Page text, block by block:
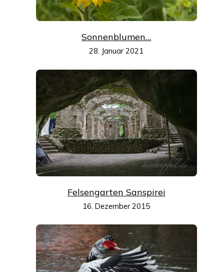
Sonnenblumen…
28. Januar 2021
Felsengarten Sanspirei
16. Dezember 2015